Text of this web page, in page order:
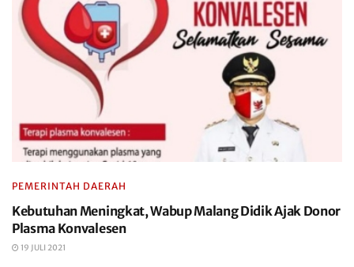
PEMERINTAH DAERAH
Kebutuhan Meningkat, Wabup Malang Didik Ajak Donor
Plasma Konvalesen
19 JULI 2021